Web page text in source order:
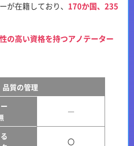
が在籍しており、 170か国、235
の高い資格を持つアノテーター
品質の管理
―
〇